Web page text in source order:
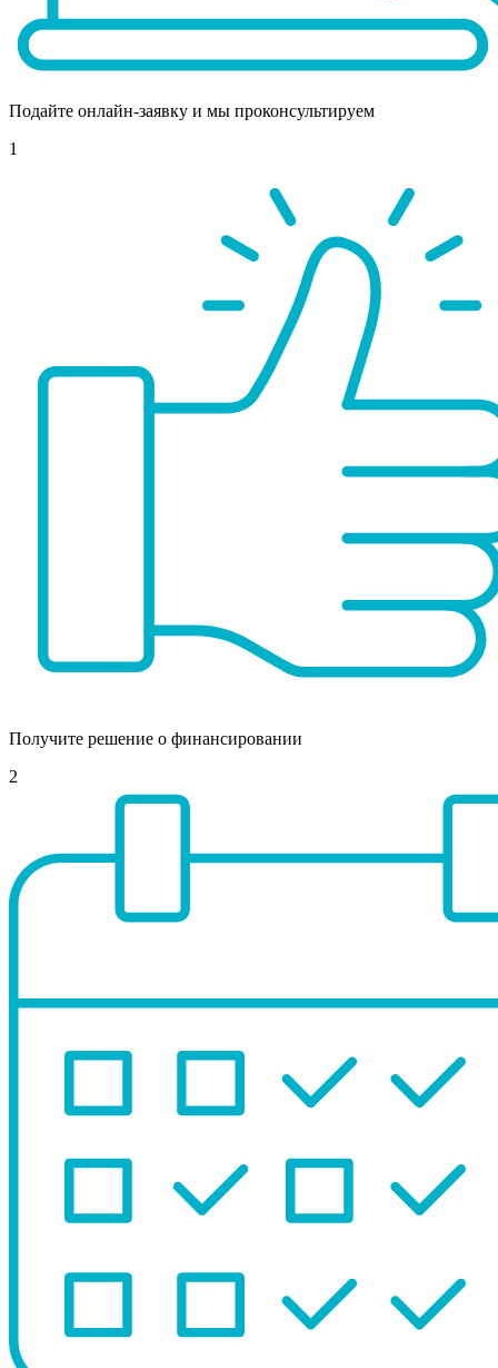
Подайте онлайн-заявку и мы проконсультируем
1
Получите решение о финансировании
2